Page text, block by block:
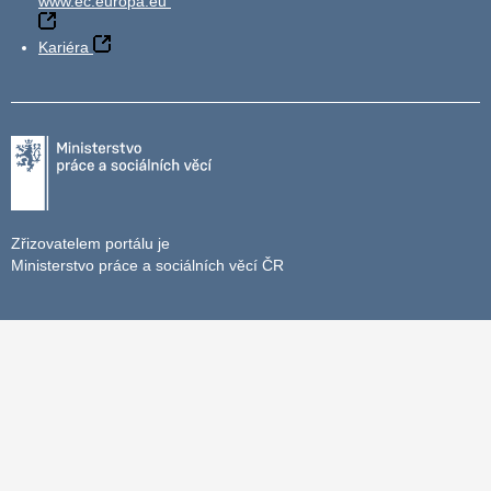
Kariéra
Zřizovatelem portálu je
Ministerstvo práce a sociálních věcí ČR